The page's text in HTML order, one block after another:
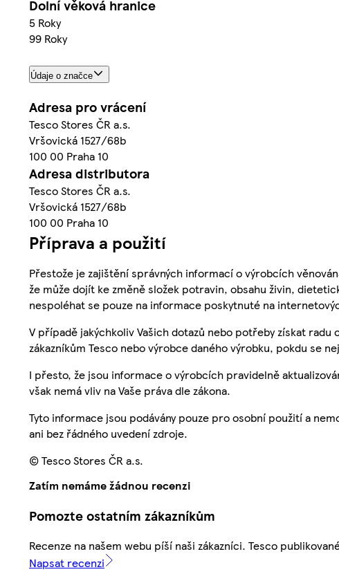
Dolní věková hranice
5 Roky
99 Roky
Údaje o značce
Adresa pro vrácení
Tesco Stores ČR a.s.
Vršovická 1527/68b
100 00 Praha 10
Adresa distributora
Tesco Stores ČR a.s.
Vršovická 1527/68b
100 00 Praha 10
Příprava a použití
Přestože je zajištění správných informací o výrobcích
že může dojít ke změně složek potravin, obsahu živin,
nespoléhat se pouze na informace poskytnuté na
V případě jakýchkoliv Vašich dotazů nebo potřeby získat
zákazníkům Tesco nebo výrobce daného výrobku, pokdu se
I přesto, že jsou informace o výrobcích pravidelně
však nemá vliv na Vaše práva dle zákona.
Tyto informace jsou podávány pouze pro osobní použití a
ani bez řádného uvedení zdroje.
© Tesco Stores ČR a.s.
Zatím nemáme žádnou recenzi
Pomozte ostatním zákazníkům
Recenze na našem webu píší naši zákazníci. Tesco
Napsat recenzi